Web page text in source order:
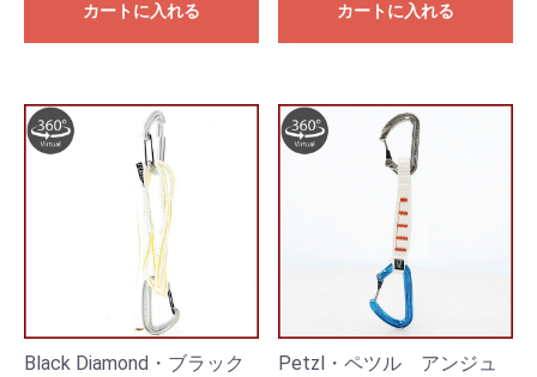
カートに入れる カートに入れる
Black Diamond・ブラック
Petzl・ペツル アンジュ